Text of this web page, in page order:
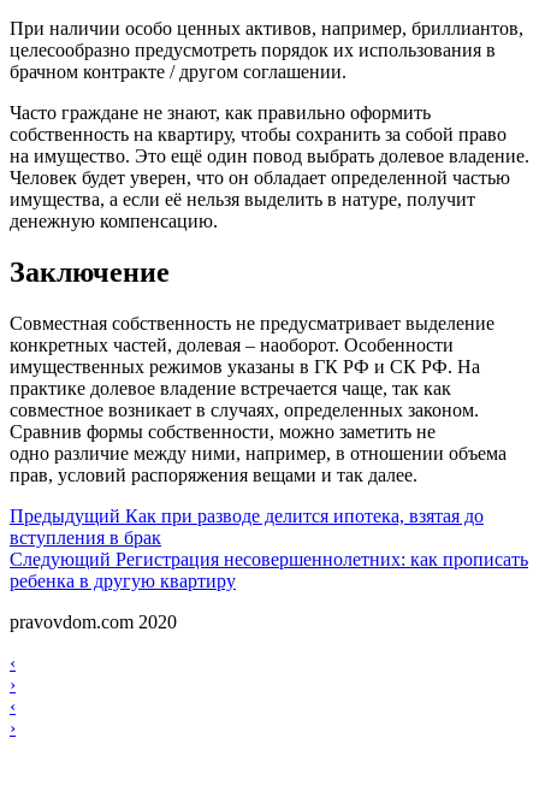
При наличии особо ценных активов, например, бриллиантов,
целесообразно предусмотреть порядок их использования в
брачном контракте / другом соглашении.
Часто граждане не знают, как правильно оформить
собственность на квартиру, чтобы сохранить за собой право
на имущество. Это ещё один повод выбрать долевое владение.
Человек будет уверен, что он обладает определенной частью
имущества, а если её нельзя выделить в натуре, получит
денежную компенсацию.
Заключение
Совместная собственность не предусматривает выделение
конкретных частей, долевая – наоборот. Особенности
имущественных режимов указаны в ГК РФ и СК РФ. На
практике долевое владение встречается чаще, так как
совместное возникает в случаях, определенных законом.
Сравнив формы собственности, можно заметить не
одно различие между ними, например, в отношении объема
прав, условий распоряжения вещами и так далее.
Навигация
по
записям
Предыдущий Предыдущий
Как при разводе делится ипотека, взятая до
вступления в брак
Следующий Следующий
Регистрация несовершеннолетних: как прописать
ребенка в другую квартиру
pravovdom.com 2020
Scroll
Up
Навигация
по
записям
‹
›
Навигация
по
‹
›